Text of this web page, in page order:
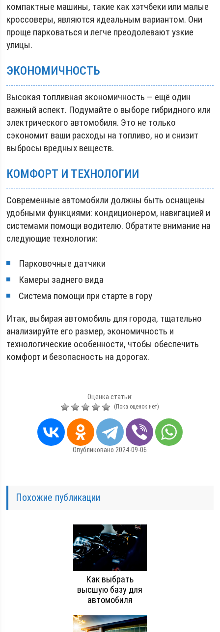
компактные машины, такие как хэтчбеки или малые
кроссоверы, являются идеальным вариантом. Они
проще парковаться и легче преодолевают узкие
улицы.
ЭКОНОМИЧНОСТЬ
Высокая топливная экономичность — ещё один
важный аспект. Подумайте о выборе гибридного или
электрического автомобиля. Это не только
сэкономит ваши расходы на топливо, но и снизит
выбросы вредных веществ.
КОМФОРТ И ТЕХНОЛОГИИ
Современные автомобили должны быть оснащены
удобными функциями: кондиционером, навигацией и
системами помощи водителю. Обратите внимание на
следующие технологии:
Парковочные датчики
Камеры заднего вида
Система помощи при старте в гору
Итак, выбирая автомобиль для города, тщательно
анализируйте его размер, экономичность и
технологические особенности, чтобы обеспечить
комфорт и безопасность на дорогах.
Оценка статьи:
(Пока оценок нет)
Опубликовано 2024-09-06
Похожие публикации
Как выбрать
высшую базу для
автомобиля